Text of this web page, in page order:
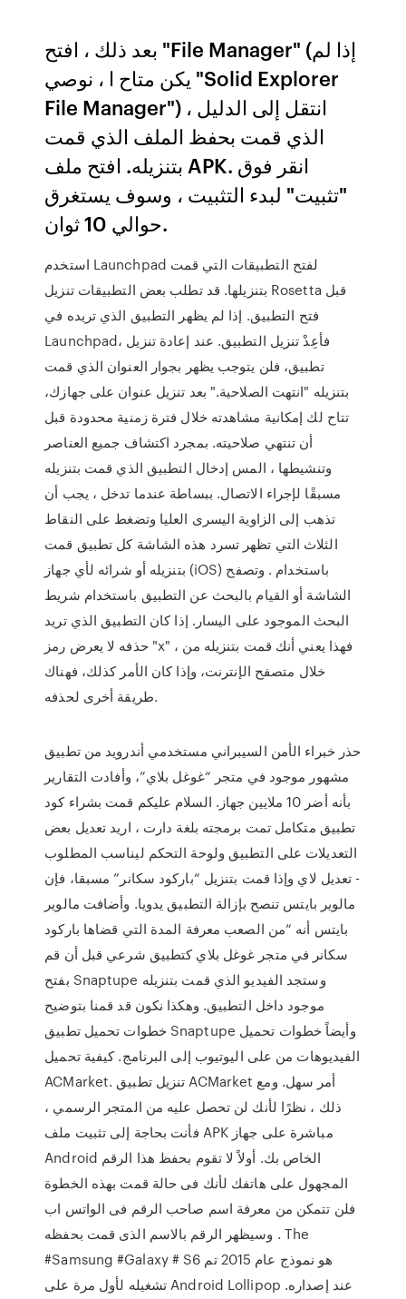
بعد ذلك ، افتح "File Manager" (إذا لم
يكن متاح ا ، نوصي "Solid Explorer
File Manager") ، انتقل إلى الدليل
الذي قمت بحفظ الملف الذي قمت
بتنزيله. افتح ملف APK. انقر فوق
"تثبيت" لبدء التثبيت ، وسوف يستغرق
حوالي 10 ثوان.
استخدم Launchpad لفتح التطبيقات التي قمت
بتنزيلها. قد تطلب بعض التطبيقات تنزيل Rosetta قبل
فتح التطبيق. إذا لم يظهر التطبيق الذي تريده في
Launchpad، فأعِدْ تنزيل التطبيق. عند إعادة تنزيل
تطبيق، فلن يتوجب يظهر بجوار العنوان الذي قمت
بتنزيله "انتهت الصلاحية." بعد تنزيل عنوان على جهازك،
تتاح لك إمكانية مشاهدته خلال فترة زمنية محدودة قبل
أن تنتهي صلاحيته. بمجرد اكتشاف جميع العناصر
وتنشيطها ، المس إدخال التطبيق الذي قمت بتنزيله
مسبقًا لإجراء الاتصال. ببساطة عندما تدخل ، يجب أن
تذهب إلى الزاوية اليسرى العليا وتضغط على النقاط
الثلاث التي تظهر تسرد هذه الشاشة كل تطبيق قمت
بتنزيله أو شرائه لأي جهاز (iOS) باستخدام . وتصفح
الشاشة أو القيام بالبحث عن التطبيق باستخدام شريط
البحث الموجود على اليسار. إذا كان التطبيق الذي تريد
حذفه لا يعرض رمز "x" ، فهذا يعني أنك قمت بتنزيله من
خلال متصفح الإنترنت، وإذا كان الأمر كذلك، فهناك
طريقة أخرى لحذفه.
حذر خبراء الأمن السيبراني مستخدمي أندرويد من تطبيق
مشهور موجود في متجر “غوغل بلاي”، وأفادت التقارير
بأنه أضر 10 ملايين جهاز. السلام عليكم قمت بشراء كود
تطبيق متكامل تمت برمجته بلغة دارت ، اريد تعديل بعض
التعديلات على التطبيق ولوحة التحكم ليناسب المطلوب
- تعديل لاي وإذا قمت بتنزيل “باركود سكانر” مسبقا، فإن
مالوير بايتس تنصح بإزالة التطبيق يدويا. وأضافت مالوير
بايتس أنه “من الصعب معرفة المدة التي قضاها باركود
سكانر في متجر غوغل بلاي كتطبيق شرعي قبل أن قم
بفتح Snaptupe وستجد الفيديو الذي قمت بتنزيله
موجود داخل التطبيق. وهكذا نكون قد قمنا بتوضيح
خطوات تحميل تطبيق Snaptupe وأيضاً خطوات تحميل
الفيديوهات من على اليوتيوب إلى البرنامج. كيفية تحميل
ACMarket. تنزيل تطبيق ACMarket أمر سهل. ومع
ذلك ، نظرًا لأنك لن تحصل عليه من المتجر الرسمي ،
فأنت بحاجة إلى تثبيت ملف APK مباشرة على جهاز
Android الخاص بك. أولاً لا تقوم بحفظ هذا الرقم
المجهول على هاتفك لأنك فى حالة قمت بهذه الخطوة
فلن تتمكن من معرفة اسم صاحب الرقم فى الواتس اب
وسيظهر الرقم بالاسم الذى قمت بحفظه . The
#Samsung #Galaxy # S6 هو نموذج عام 2015 تم
تشغيله لأول مرة على Android Lollipop عند إصداره.